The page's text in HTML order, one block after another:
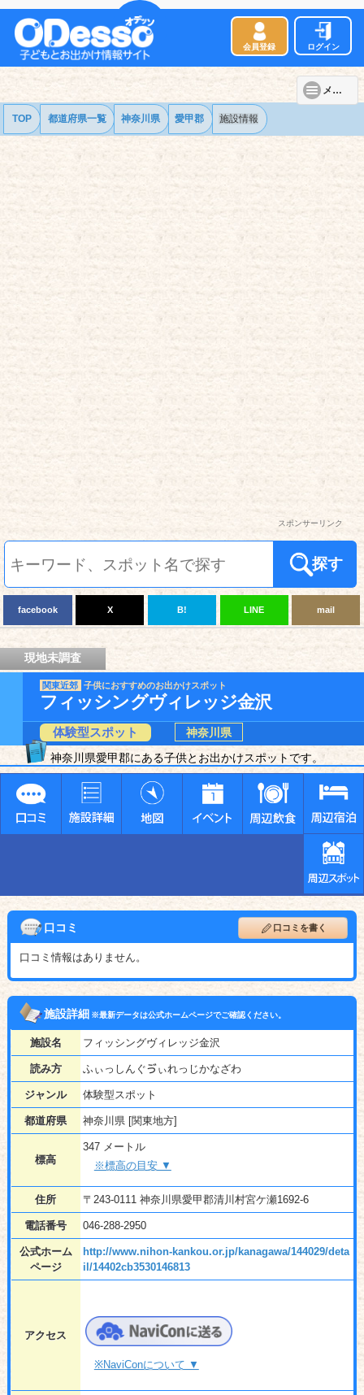
会員登録 ログイン
メニュー
TOP 都道府県一覧 神奈川県 愛甲郡 施設情報
スポンサーリンク
探す
facebook X B! LINE mail
現地未調査
関東近郊 子供におすすめのお出かけスポット
フィッシングヴィレッジ金沢
体験型スポット
神奈川県
神奈川県愛甲郡にある子供とお出かけスポットです。
口コミ 口コミを書く
口コミ情報はありません。
施設詳細※最新データは公式ホームページでご確認ください。
施設名 フィッシングヴィレッジ金沢
読み方 ふぃっしんぐゔぃれっじかなざわ
ジャンル 体験型スポット
都道府県 神奈川県 [関東地方]
標高
347 メートル
※標高の目安 ▼
住所 〒243-0111 神奈川県愛甲郡清川村宮ケ瀬1692-6
電話番号 046-288-2950
公式ホーム
ページ
http://www.nihon-kankou.or.jp/kanagawa/144029/deta
il/14402cb3530146813
アクセス
※NaviConについて ▼